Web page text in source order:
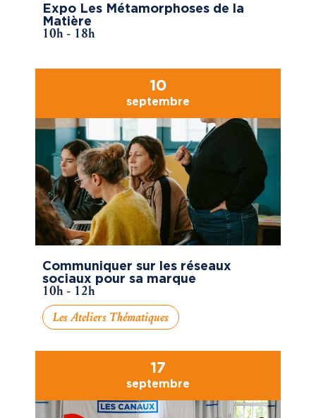
Expo Les Métamorphoses de la
Matière
10h - 18h
10
septembre
Communiquer sur les réseaux
sociaux pour sa marque
10h - 12h
Les Ateliers Thématiques
17
septembre